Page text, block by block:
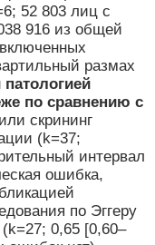
52 803 лиц с
916 из общей
размах
по сравнению с
скрининг
(k=37;
интервал
ошибка,
по Эггеру
0,65 [0,60–